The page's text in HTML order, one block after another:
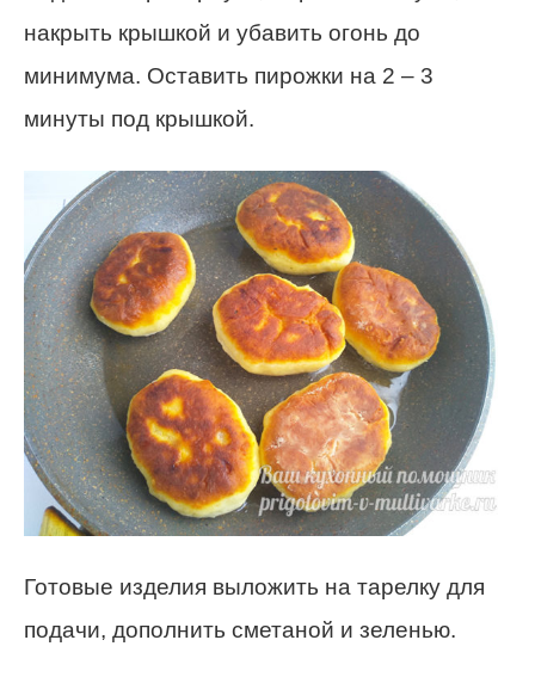
накрыть крышкой и убавить огонь до
минимума. Оставить пирожки на 2 – 3
минуты под крышкой.
Готовые изделия выложить на тарелку для
подачи, дополнить сметаной и зеленью.